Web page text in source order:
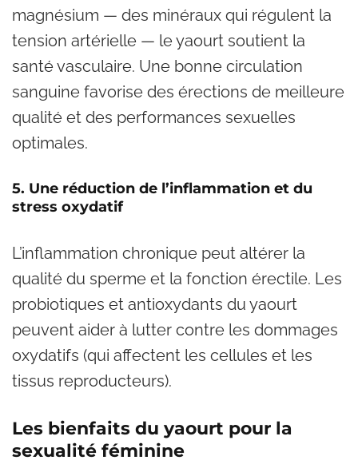
magnésium — des minéraux qui régulent la
tension artérielle — le yaourt soutient la
santé vasculaire. Une bonne circulation
sanguine favorise des érections de meilleure
qualité et des performances sexuelles
optimales.
5. Une réduction de l’inflammation et du
stress oxydatif
L’inflammation chronique peut altérer la
qualité du sperme et la fonction érectile. Les
probiotiques et antioxydants du yaourt
peuvent aider à lutter contre les dommages
oxydatifs (qui affectent les cellules et les
tissus reproducteurs).
Les bienfaits du yaourt pour la
sexualité féminine